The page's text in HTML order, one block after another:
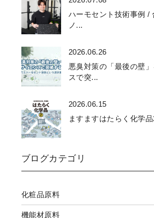
ハーモセント技術事例 /
ノ...
2026.06.26
悪臭対策の「最後の壁
スで突...
2026.06.15
ますますはたらく化学
ブログカテゴリ
化粧品原料
機能材原料